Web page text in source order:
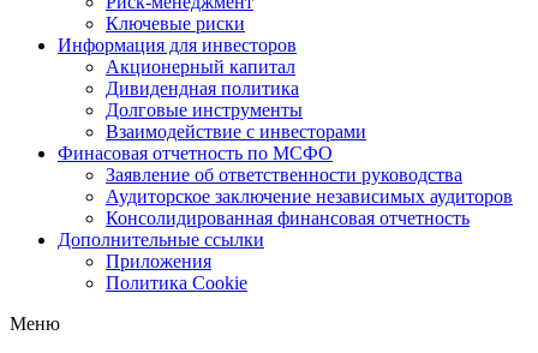
Ключевые риски
Информация для инвесторов
Акционерный капитал
Дивидендная политика
Долговые инструменты
Взаимодействие с инвеcторами
Финасовая отчетность по МСФО
Заявление об ответственности руководства
Аудиторское заключение независимых аудиторов
Консолидированная финансовая отчетность
Дополнительные ссылки
Приложения
Политика Cookie
Меню